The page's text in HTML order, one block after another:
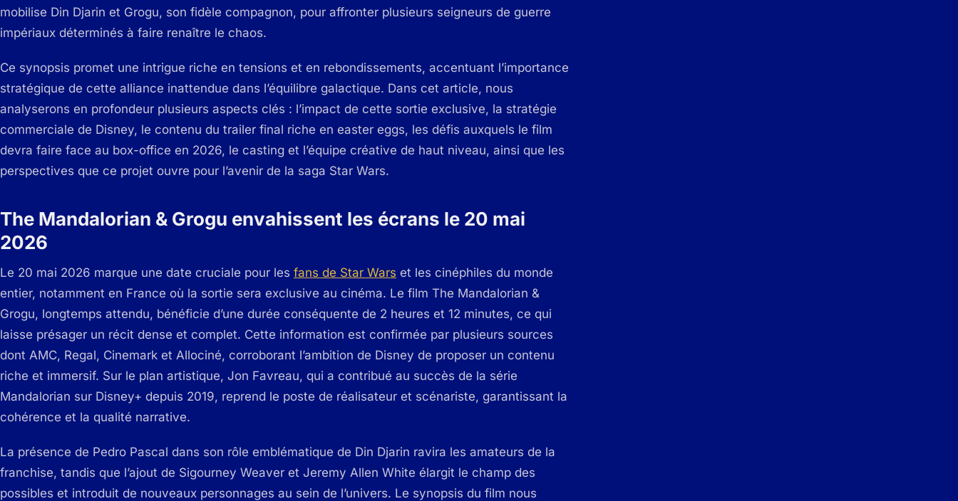
mobilise Din Djarin et Grogu, son fidèle compagnon, pour affronter plusieurs seigneurs de guerre
impériaux déterminés à faire renaître le chaos.
Ce synopsis promet une intrigue riche en tensions et en rebondissements, accentuant l’importance
stratégique de cette alliance inattendue dans l’équilibre galactique. Dans cet article, nous
analyserons en profondeur plusieurs aspects clés : l’impact de cette sortie exclusive, la stratégie
commerciale de Disney, le contenu du trailer final riche en easter eggs, les défis auxquels le film
devra faire face au box-office en 2026, le casting et l’équipe créative de haut niveau, ainsi que les
perspectives que ce projet ouvre pour l’avenir de la saga Star Wars.
The Mandalorian & Grogu envahissent les écrans le 20 mai
2026
Le 20 mai 2026 marque une date cruciale pour les fans de Star Wars et les cinéphiles du monde
entier, notamment en France où la sortie sera exclusive au cinéma. Le film The Mandalorian &
Grogu, longtemps attendu, bénéficie d’une durée conséquente de 2 heures et 12 minutes, ce qui
laisse présager un récit dense et complet. Cette information est confirmée par plusieurs sources
dont AMC, Regal, Cinemark et Allociné, corroborant l’ambition de Disney de proposer un contenu
riche et immersif. Sur le plan artistique, Jon Favreau, qui a contribué au succès de la série
Mandalorian sur Disney+ depuis 2019, reprend le poste de réalisateur et scénariste, garantissant la
cohérence et la qualité narrative.
La présence de Pedro Pascal dans son rôle emblématique de Din Djarin ravira les amateurs de la
franchise, tandis que l’ajout de Sigourney Weaver et Jeremy Allen White élargit le champ des
possibles et introduit de nouveaux personnages au sein de l’univers. Le synopsis du film nous